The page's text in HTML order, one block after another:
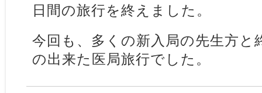
日間の旅行を終えました。
今回も、多くの新入局の先生方と
の出来た医局旅行でした。